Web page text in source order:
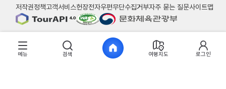
저작권정책고객서비스헌장전자우편무단수집거부자주 묻는 질문사이트맵
© 한국관광공사
메뉴 검색 여행지도 로그인